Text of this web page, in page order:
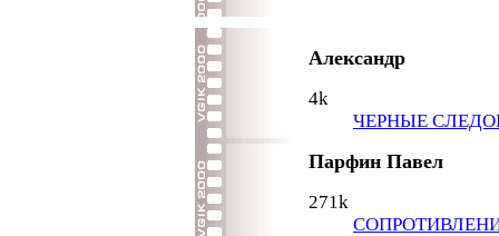
Александр
4k
ЧЕРНЫЕ
Парфин Павел
271k